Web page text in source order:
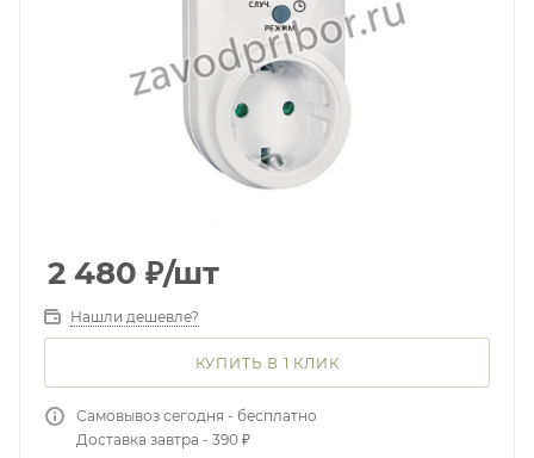
2 480 ₽/шт
Нашли дешевле?
КУПИТЬ В 1 КЛИК
Самовывоз сегодня - бесплатно
Доставка завтра - 390 ₽